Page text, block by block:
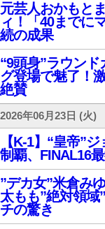
元芸人おかもと
ィ！「40までに
続の成果
“9頭身”ラウン
グ登場で魅了！
絶賛
2026年06月23日 (火)
【K-1】“皇帝”
制覇、FINAL16
”デカ女”米倉み
太もも”絶対領域
チの驚き